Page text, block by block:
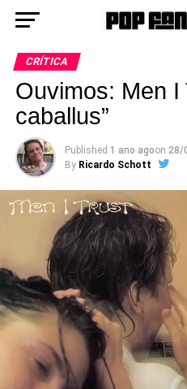
CRÍTICA
Ouvimos: Men I
caballus”
Published 1 ano agoon 28/
By Ricardo Schott